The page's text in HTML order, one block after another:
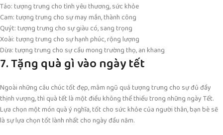
Táo: tượng trưng cho tình yêu thương, sức khỏe
Cam: tượng trưng cho sự may mắn, thành công
Quýt: tượng trưng cho sự giàu có, sang trọng
Xoài: tượng trưng cho sự hạnh phúc, rộng lượng
Dừa: tượng trưng cho sự cầu mong trường thọ, an khang
7. Tặng quà gì vào ngày tết
Ngoài những câu chúc tốt đẹp, mâm ngũ quả tượng trưng cho sự đủ đầy
thịnh vượng, thì quà tết là một điều không thể thiếu trong những ngày Tết.
Lựa chọn một món quà ý nghĩa, tốt cho sức khỏe của người thân, bạn bè sẽ
là sự lựa chọn tốt lành nhất cho ngày đầu năm.